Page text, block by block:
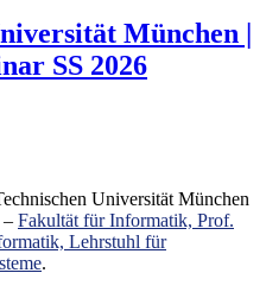
München |
SS 2026
Universität München
– Fakultät für Informatik, Prof.
Lehrstuhl für
.